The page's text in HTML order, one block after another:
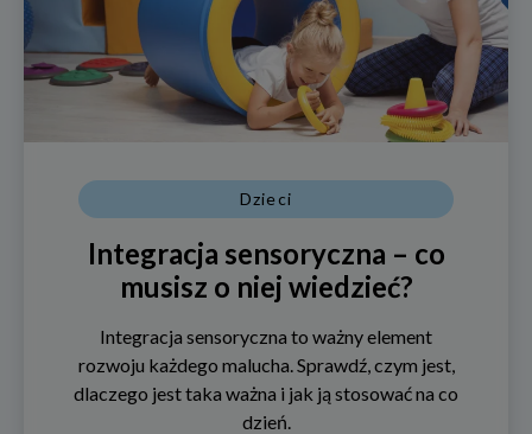
Dzieci
Integracja sensoryczna – co
musisz o niej wiedzieć?
Integracja sensoryczna to ważny element
rozwoju każdego malucha. Sprawdź, czym jest,
dlaczego jest taka ważna i jak ją stosować na co
dzień.